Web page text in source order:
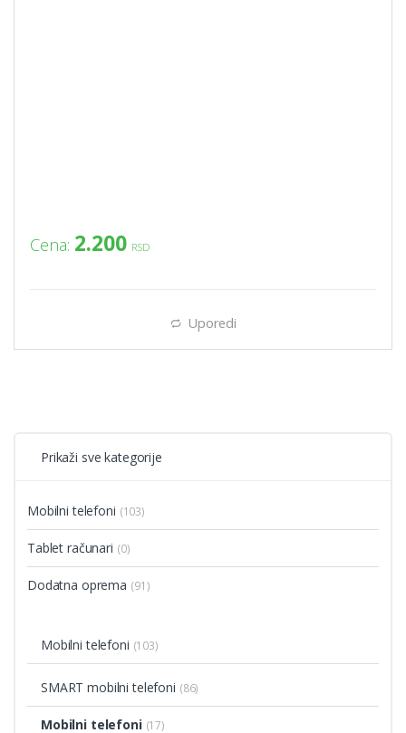
Cena: 2.200 RSD
Uporedi
Prikaži sve kategorije
Mobilni telefoni (103)
Tablet računari (0)
Dodatna oprema (91)
Mobilni telefoni (103)
SMART mobilni telefoni (86)
Mobilni telefoni (17)